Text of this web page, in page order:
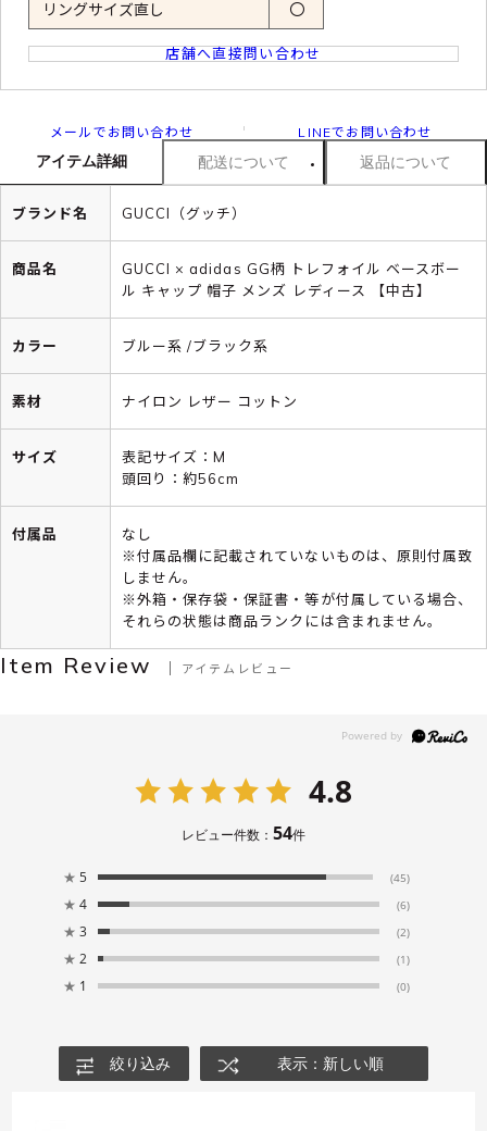
リングサイズ直し 〇
店舗へ直接問い合わせ
メールでお問い合わせ LINEでお問い合わせ
アイテム詳細 配送について 返品について
ブランド名 GUCCI（グッチ）
商品名
GUCCI × adidas GG柄 トレフォイル ベースボー
ル キャップ 帽子 メンズ レディース 【中古】
カラー ブルー系 /ブラック系
素材 ナイロン レザー コットン
サイズ
表記サイズ：M
頭回り：約56cm
付属品
なし
※付属品欄に記載されていないものは、原則付属致
しません。
※外箱・保存袋・保証書・等が付属している場合、
それらの状態は商品ランクには含まれません。
Item Review アイテムレビュー
4.8
レビュー件数： 54件
★ 5 (45)
★ 4 (6)
★ 3 (2)
★ 2 (1)
★ 1 (0)
絞り込み 表示：新しい順